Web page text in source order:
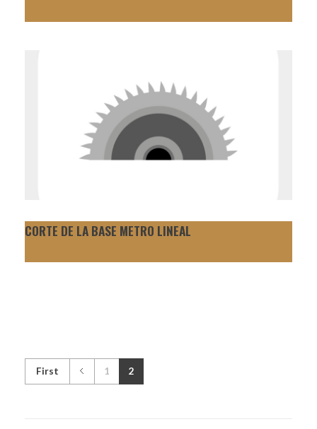
CORTE DE LA BASE METRO LINEAL
First 1 2